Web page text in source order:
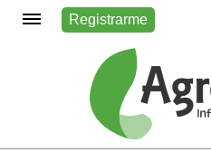
Registrarme